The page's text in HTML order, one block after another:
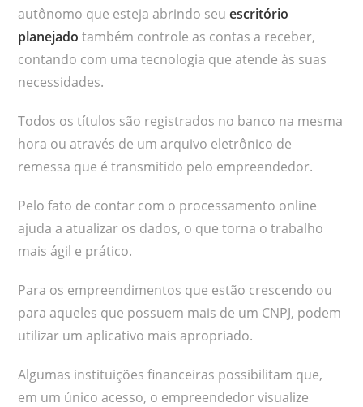
autônomo que esteja abrindo seuescritório
planejado também controle as contas a receber,
contando com uma tecnologia que atende às suas
necessidades.
Todos os títulos são registrados no banco na mesma
hora ou através de um arquivo eletrônico de
remessa que é transmitido pelo empreendedor.
Pelo fato de contar com o processamento online
ajuda a atualizar os dados, o que torna o trabalho
mais ágil e prático.
Para os empreendimentos que estão crescendo ou
para aqueles que possuem mais de um CNPJ, podem
utilizar um aplicativo mais apropriado.
Algumas instituições financeiras possibilitam que,
em um único acesso, o empreendedor visualize